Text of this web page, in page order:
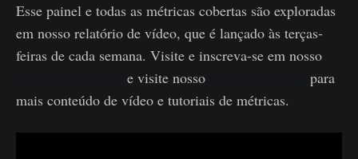
Esse painel e todas as métricas cobertas são exploradas
em nosso relatório de vídeo, que é lançado às terças-
feiras de cada semana. Visite e inscreva-se em nosso
e visite nosso
para
mais conteúdo de vídeo e tutoriais de métricas.